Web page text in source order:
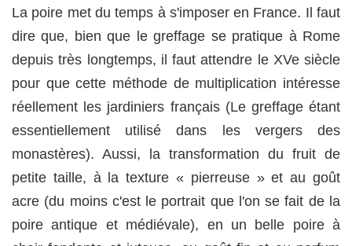
La poire met du temps à s'imposer en France. Il faut
dire que, bien que le greffage se pratique à Rome
depuis très longtemps, il faut attendre le XVe siècle
pour que cette méthode de multiplication intéresse
réellement les jardiniers français (Le greffage étant
essentiellement utilisé dans les vergers des
monastères). Aussi, la transformation du fruit de
petite taille, à la texture « pierreuse » et au goût
acre (du moins c'est le portrait que l'on se fait de la
poire antique et médiévale), en un belle poire à